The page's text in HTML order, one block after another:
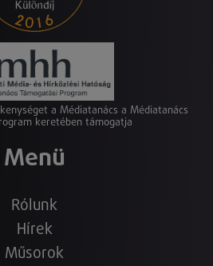
a Médiatanács a Médiatanács
keretében támogatja
Menü
Rólunk
Hírek
Műsorok